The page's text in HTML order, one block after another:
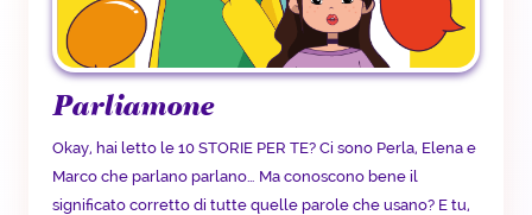
Parliamone
Okay, hai letto le 10 STORIE PER TE? Ci sono Perla, Elena e
Marco che parlano parlano… Ma conoscono bene il
significato corretto di tutte quelle parole che usano? E tu,